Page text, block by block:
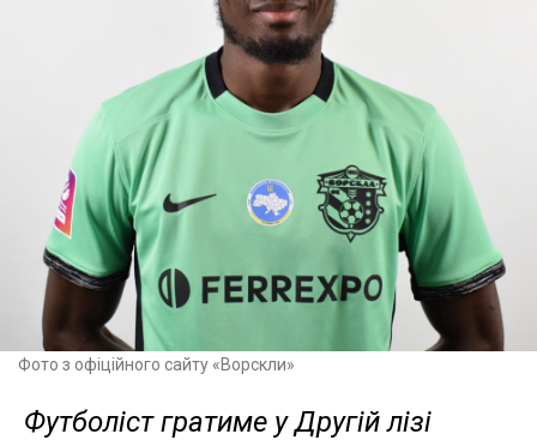
Фото з офіційного сайту «Ворскли»
Футболіст гратиме у Другій лізі